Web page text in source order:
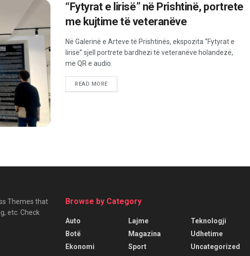
“Fytyrat e lirisë” në Prishtinë, portrete
me kujtime të veteranëve
Në Galerinë e Arteve të Prishtinës, ekspozita “Fytyrat e
lirisë” sjell portrete bardhezi të veteranëve holandezë,
me QR e audio.
READ MORE
Themes that
etc. Check
Browse by Category
Auto
Botë
Ekonomi
Lajme
Magazina
Sport
Teknologji
Udhetime
Uncategorized